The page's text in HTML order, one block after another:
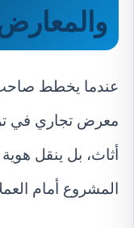
عندما يخطط صاحب
معرض تجاري في
أثاث، بل ينقل
المشروع أمام